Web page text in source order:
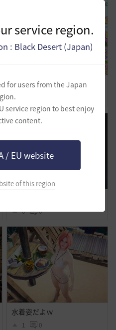
service region.
: Black Desert (Japan)
for users from the Japan
service region to best enjoy
content.
/ EU website
of this region
0 0
水着姿だよｗ
1 0